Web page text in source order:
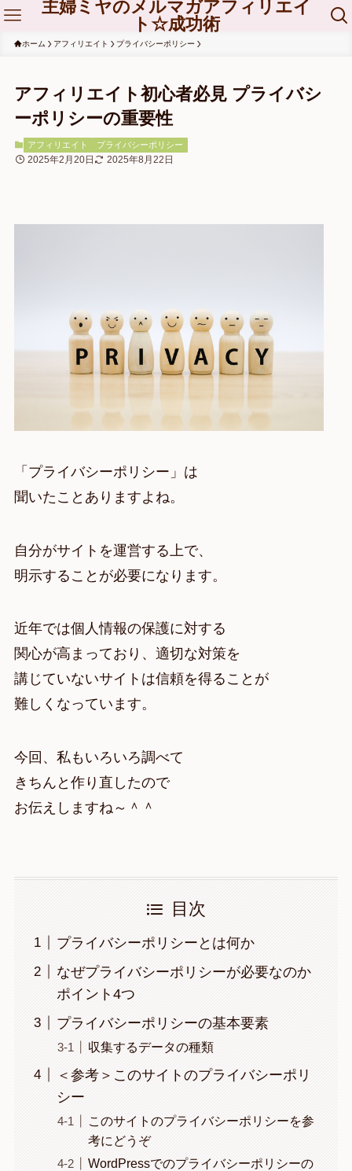
主婦ミヤのメルマガアフィリエイ
ト☆成功術
ホーム アフィリエイト プライバシーポリシー
アフィリエイト初心者必見 プライバシ
ーポリシーの重要性
アフィリエイト プライバシーポリシー
2025年2月20日 2025年8月22日
「プライバシーポリシー」は
聞いたことありますよね。
自分がサイトを運営する上で、
明示することが必要になります。
近年では個人情報の保護に対する
関心が高まっており、適切な対策を
講じていないサイトは信頼を得ることが
難しくなっています。
今回、私もいろいろ調べて
きちんと作り直したので
お伝えしますね～＾＾
目次
プライバシーポリシーとは何か
なぜプライバシーポリシーが必要なのか
ポイント4つ
プライバシーポリシーの基本要素
収集するデータの種類
＜参考＞このサイトのプライバシーポリ
シー
このサイトのプライバシーポリシーを参
考にどうぞ
WordPressでのプライバシーポリシーの